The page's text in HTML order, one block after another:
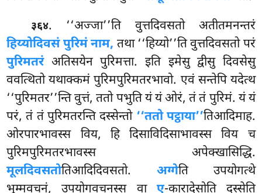
३६४. ‘‘अज्जा’’ति वुत्तदिवसतो अतीतमनन्तरं
हिय्योदिवसं पुरिमं नाम, तथा ‘‘हिय्यो’’ति वुत्तदिवसतो परं
पुरिमतरंअतिसयेन पुरिमत्ता. इति इमेसु द्वीसु दिवसेसु
ववत्थितो यथाक्कमं पुरिमपुरिमतरभावो. एवं सन्तेपि यदेत्थ
‘‘पुरिमतर’’न्ति वुत्तं, ततो पभुति यं यं ओरं, तं तं पुरिमं. यं यं
परं, तं तं पुरिमतरन्ति दस्सेन्तो ‘‘ततो पट्ठाया’’तिआदिमाह.
ओरपारभावस्स विय, हि दिसाविदिसाभावस्स विय च
पुरिमपुरिमतरभावस्स अपेक्खासिद्धि.
मूलदिवसतोतिआदिदिवसतो. अग्गेति उपयोगत्थे
भुम्मवचनं, उपयोगवचनस्स वा ए-कारादेसोति दस्सेति